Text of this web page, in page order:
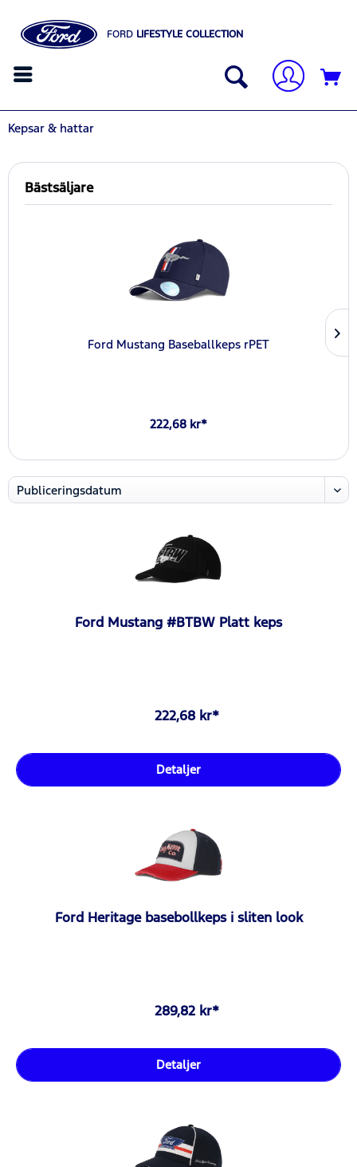
FORD LIFESTYLE COLLECTION
Kepsar & hattar
Bästsäljare
Ford Mustang Baseballkeps rPET
222,68 kr*
Ford Mustang #BTBW Platt keps
222,68 kr*
Detaljer
Ford Heritage basebollkeps i sliten look
289,82 kr*
Detaljer